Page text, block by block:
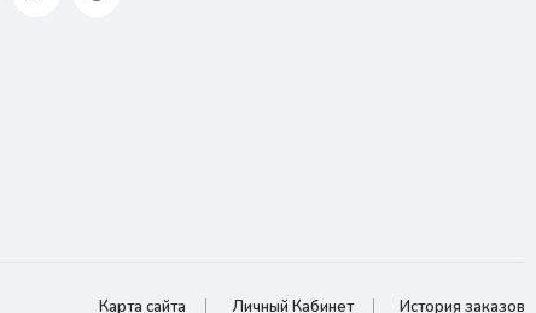
Карта сайта Личный Кабинет История заказов